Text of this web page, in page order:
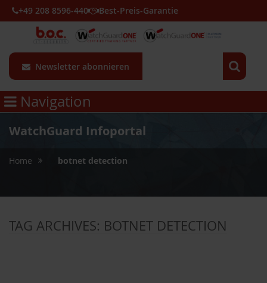
Newsletter abonnieren
+49 208 8596-440 Best-Preis-Garantie
Navigation
WatchGuard Infoportal
Home botnet detection
TAG ARCHIVES: BOTNET DETECTION